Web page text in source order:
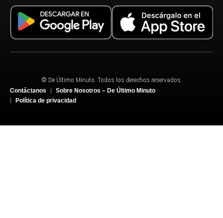
© De Último Minuto. Todos los derechos reservados.
Contáctanos
Sobre Nosotros – De Último Minuto
Política de privacidad